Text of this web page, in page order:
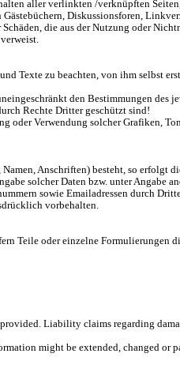
aller verlinkten /verknüpften
Diskussionsforen,
die aus der Nutzung oder
Texte zu beachten, von ihm selbst
den Bestimmungen
Rechte Dritter geschützt sind!
Verwendung solcher Grafiken,
Anschriften) besteht, so erfolgt
solcher Daten bzw. unter Angabe
sowie Emailadressen durch
vorbehalten.
Teile oder einzelne
Liability claims regarding
might be extended, changed or